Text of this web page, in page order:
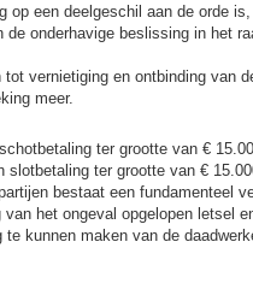
op een deelgeschil aan de orde
onderhavige beslissing in het
vernietiging en ontbinding van
meer.
ter grootte van €
slotbetaling ter grootte van €
bestaat een fundamenteel
het ongeval opgelopen letsel
kunnen maken van de